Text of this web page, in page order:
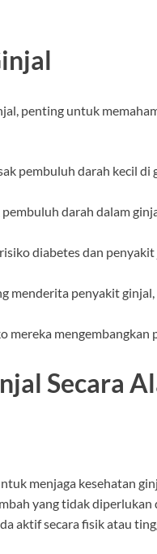
penting untuk
pembuluh darah kecil di
darah dalam
diabetes dan
menderita penyakit
mereka mengembangkan
Secara
menjaga kesehatan
yang tidak diperlukan
aktif secara fisik atau